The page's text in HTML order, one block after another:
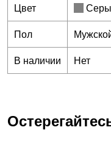
Цвет
Пол
В наличии
Нет